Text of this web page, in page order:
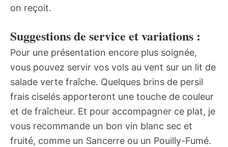
on reçoit.
Suggestions de service et variations :
Pour une présentation encore plus soignée,
vous pouvez servir vos vols au vent sur un lit de
salade verte fraîche. Quelques brins de persil
frais ciselés apporteront une touche de couleur
et de fraîcheur. Et pour accompagner ce plat, je
vous recommande un bon vin blanc sec et
fruité, comme un Sancerre ou un Pouilly-Fumé.